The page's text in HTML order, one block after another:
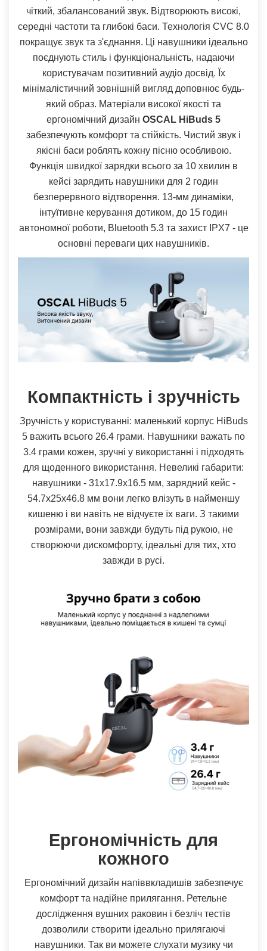
чіткий, збалансований звук. Відтворюють високі,
середні частоти та глибокі баси. Технологія CVC 8.0
покращує звук та з'єднання. Ці навушники ідеально
поєднують стиль і функціональність, надаючи
користувачам позитивний аудіо досвід. Їх
мінімалістичний зовнішній вигляд доповнює будь-
який образ. Матеріали високої якості та
ергономічний дизайн OSCAL HiBuds 5
забезпечують комфорт та стійкість. Чистий звук і
якісні баси роблять кожну пісню особливою.
Функція швидкої зарядки всього за 10 хвилин в
кейсі зарядить навушники для 2 годин
безперервного відтворення. 13-мм динаміки,
інтуїтивне керування дотиком, до 15 годин
автономної роботи, Bluetooth 5.3 та захист IPX7 - це
основні переваги цих навушників.
Компактність і зручність
Зручність у користуванні: маленький корпус HiBuds
5 важить всього 26.4 грами. Навушники важать по
3.4 грами кожен, зручні у використанні і підходять
для щоденного використання. Невеликі габарити:
навушники - 31х17.9х16.5 мм, зарядний кейс -
54.7х25х46.8 мм вони легко влізуть в найменшу
кишеню і ви навіть не відчуєте їх ваги. З такими
розмірами, вони завжди будуть під рукою, не
створюючи дискомфорту, ідеальні для тих, хто
завжди в русі.
Ергономічність для
кожного
Ергономічний дизайн напіввкладишів забезпечує
комфорт та надійне прилягання. Ретельне
дослідження вушних раковин і безліч тестів
дозволили створити ідеально прилягаючі
навушники. Так ви можете слухати музику чи